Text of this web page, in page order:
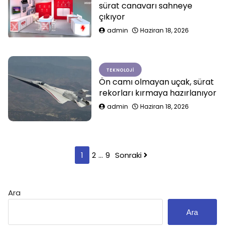
sürat canavarı sahneye
çıkıyor
admin Haziran 18, 2026
TEKNOLOJI
Ön camı olmayan uçak, sürat
rekorları kırmaya hazırlanıyor
admin Haziran 18, 2026
1 2 … 9 Sonraki
Ara
Ara